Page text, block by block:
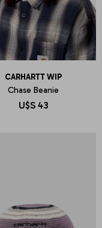
CARHARTT WIP
Chase Beanie
U$S 43